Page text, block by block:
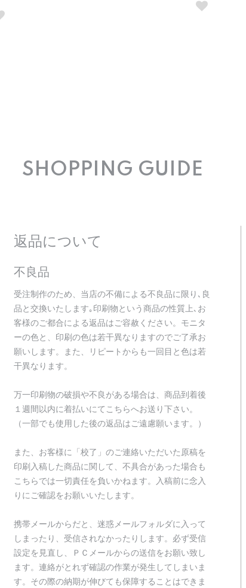
SHOPPING GUIDE
返品について
不良品
受注制作のため、当店の不備による不良品に限り､良
品と交換いたします｡印刷物という商品の性質上､お
客様のご都合による返品はご容赦ください。モニタ
ーの色と、印刷の色は若干異なりますのでご了承お
願いします。また、リピートからも一回目と色は若
干異なります。
万一印刷物の破損や不良がある場合は、商品到着後
１週間以内に着払いにてこちらへお送り下さい。
（一部でも使用した後の返品はご遠慮願います。）
また、お客様に「校了」のご連絡いただいた原稿を
印刷入稿した商品に関して、不具合があった場合も
こちらでは一切責任を負いかねます。入稿前に念入
りにご確認をお願いいたします。
携帯メールからだと、迷惑メールフォルダに入って
しまったり、受信されなかったりします。必ず受信
設定を見直し、ＰＣメールからの送信をお願い致し
ます。連絡がとれず確認の作業が発生してしまいま
す。その際の納期が伸びても保障することはできま